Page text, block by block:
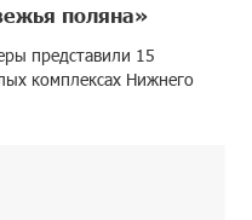
поляна»
представили 15
комплексах Нижнего